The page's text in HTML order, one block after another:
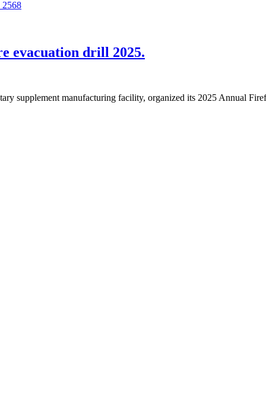
evacuation drill 2025.
supplement manufacturing facility, organized its 2025 Annual